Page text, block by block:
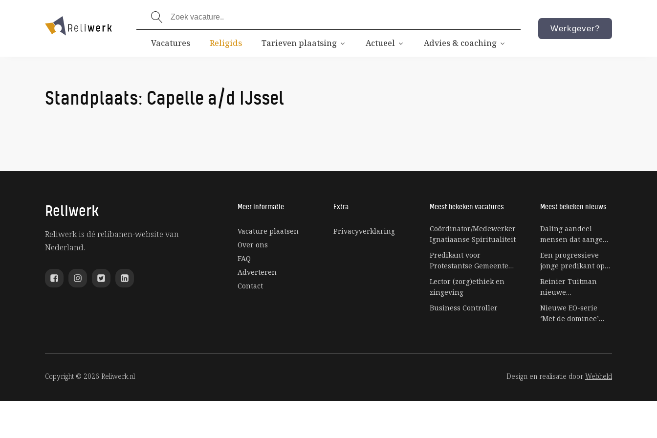
Vacatures Religids Tarieven plaatsing Actueel Advies & coaching
Werkgever?
Standplaats: Capelle a/d IJssel
Reliwerk
Reliwerk is dé relibanen-website van
Nederland.
Meer informatie
Vacature plaatsen
Over ons
FAQ
Adverteren
Contact
Extra
Privacyverklaring
Meest bekeken vacatures
Coördinator/Medewerker
Ignatiaanse Spiritualiteit
Predikant voor
Protestantse Gemeente
Eerbeek
Lector (zorg)ethiek en
zingeving
Business Controller
Meest bekeken nieuws
Daling aandeel
mensen dat aangeeft
bij religie te horen
stagneert
Een progressieve
jonge predikant op
een eiland vol
senioren
Reinier Tuitman
nieuwe
gemeentepredikant
kloostergemeente
Nijkleaster-
Nieuwe EO-serie
‘Met de dominee’
Copyright © 2026 Reliwerk.nl Design en realisatie door Webheld